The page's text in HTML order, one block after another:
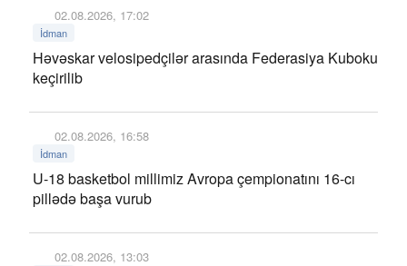
02.08.2026, 17:02
İdman
Həvəskar velosipedçilər arasında Federasiya Kuboku
keçirilib
02.08.2026, 16:58
İdman
U-18 basketbol millimiz Avropa çempionatını 16-cı
pillədə başa vurub
02.08.2026, 13:03